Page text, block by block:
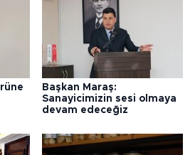
Başkan Maraş:
Sanayicimizin sesi olmaya
devam edeceğiz